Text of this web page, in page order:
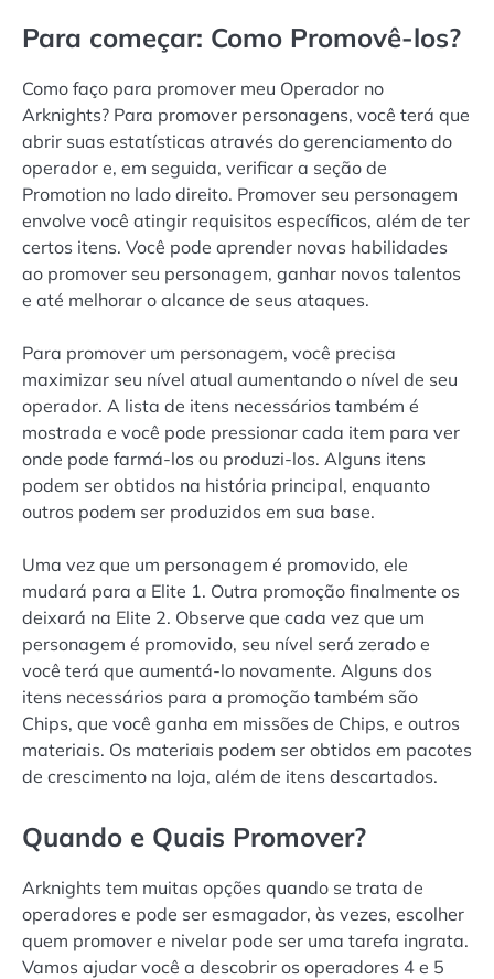
Para começar: Como Promovê-los?
Como faço para promover meu Operador no
Arknights? Para promover personagens, você terá que
abrir suas estatísticas através do gerenciamento do
operador e, em seguida, verificar a seção de
Promotion no lado direito. Promover seu personagem
envolve você atingir requisitos específicos, além de ter
certos itens. Você pode aprender novas habilidades
ao promover seu personagem, ganhar novos talentos
e até melhorar o alcance de seus ataques.
Para promover um personagem, você precisa
maximizar seu nível atual aumentando o nível de seu
operador. A lista de itens necessários também é
mostrada e você pode pressionar cada item para ver
onde pode farmá-los ou produzi-los. Alguns itens
podem ser obtidos na história principal, enquanto
outros podem ser produzidos em sua base.
Uma vez que um personagem é promovido, ele
mudará para a Elite 1. Outra promoção finalmente os
deixará na Elite 2. Observe que cada vez que um
personagem é promovido, seu nível será zerado e
você terá que aumentá-lo novamente. Alguns dos
itens necessários para a promoção também são
Chips, que você ganha em missões de Chips, e outros
materiais. Os materiais podem ser obtidos em pacotes
de crescimento na loja, além de itens descartados.
Quando e Quais Promover?
Arknights tem muitas opções quando se trata de
operadores e pode ser esmagador, às vezes, escolher
quem promover e nivelar pode ser uma tarefa ingrata.
Vamos ajudar você a descobrir os operadores 4 e 5